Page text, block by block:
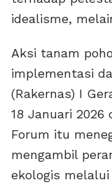
idealisme,
Aksi tanam
implementasi
(Rakernas) I
18 Januari 2026
Forum itu
mengambil
ekologis